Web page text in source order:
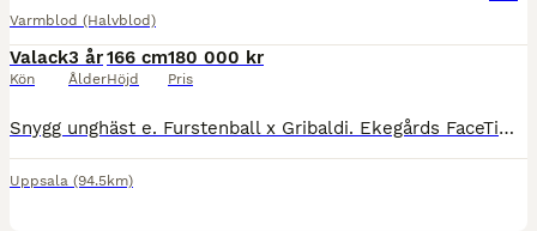
Varmblod (Halvblod)
Valack
Kön
3 år
Ålder
166 cm
Höjd
180 000 kr
Pris
Snygg unghäst e. Furstenball x Gribaldi. Ekegårds FaceTime är en trevlig häst med en positiv, energisk och ambitiös inställning till arbete. Inriden och visad på 3-årstest av professionell inridare me
Uppsala (94.5km)